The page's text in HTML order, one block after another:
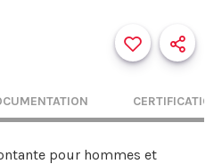
CERTIFICATION
pour hommes et